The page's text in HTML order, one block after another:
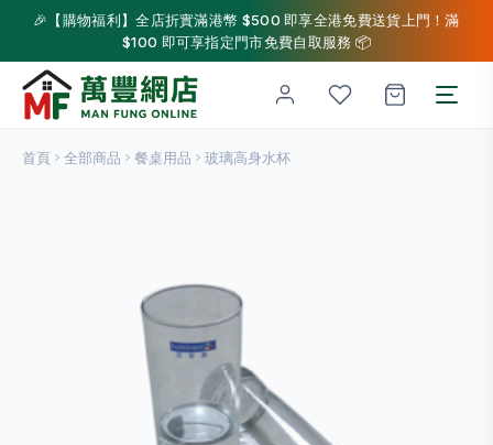
🎉【購物福利】全店折實滿港幣 $500 即享全港免費送貨上門！滿
$100 即可享指定門市免費自取服務 📦
首頁 全部商品 餐桌用品 玻璃高身水杯